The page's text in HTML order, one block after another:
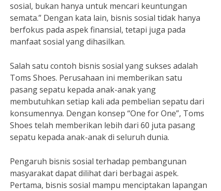
sosial, bukan hanya untuk mencari keuntungan
semata.” Dengan kata lain, bisnis sosial tidak hanya
berfokus pada aspek finansial, tetapi juga pada
manfaat sosial yang dihasilkan.
Salah satu contoh bisnis sosial yang sukses adalah
Toms Shoes. Perusahaan ini memberikan satu
pasang sepatu kepada anak-anak yang
membutuhkan setiap kali ada pembelian sepatu dari
konsumennya. Dengan konsep “One for One”, Toms
Shoes telah memberikan lebih dari 60 juta pasang
sepatu kepada anak-anak di seluruh dunia.
Pengaruh bisnis sosial terhadap pembangunan
masyarakat dapat dilihat dari berbagai aspek.
Pertama, bisnis sosial mampu menciptakan lapangan